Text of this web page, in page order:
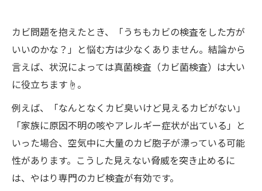
カビ問題を抱えたとき、「うちもカビの検査をした方が
いいのかな？」と悩む方は少なくありません。結論から
言えば、状況によっては真菌検査（カビ菌検査）は大い
に役立ちます☝️。
例えば、「なんとなくカビ臭いけど見えるカビがない」
「家族に原因不明の咳やアレルギー症状が出ている」と
いった場合、空気中に大量のカビ胞子が漂っている可能
性があります。こうした見えない脅威を突き止めるに
は、やはり専門のカビ検査が有効です。